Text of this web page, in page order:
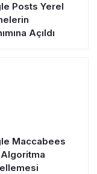
Posts Yerel
Açıldı
Maccabees